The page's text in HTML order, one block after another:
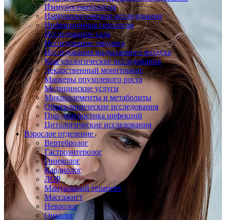
Иммуногематология
Иммунологические исследования
Инфекционная серология
Исследование кала
Исследование эякулята
Исследования выдыхаемого воздуха
Коагулологические исследования
Лекарственный мониторинг
Маркеры опухолевого роста
Медицинские услуги
Микроэлементы и метаболиты
Общеклинические исследования
Пцр-диагностика инфекций
Цитологические исследования
Взрослое отделение
Вертебролог
Гастроэнтеролог
Гинеколог
Кардиолог
ЛОР
Мануальный терапевт
Массажист
Невролог
Онколог